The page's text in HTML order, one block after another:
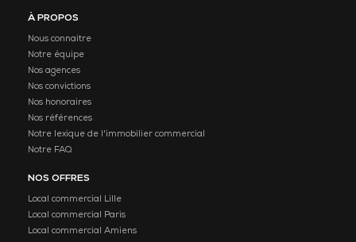
À PROPOS
Nous connaitre
Notre équipe
Nos agences
Nos convictions
Nos honoraires
Nos références
Notre lexique de l'immobilier commercial
Notre FAQ
NOS OFFRES
Local commercial Lille
Local commercial Paris
Local commercial Amiens